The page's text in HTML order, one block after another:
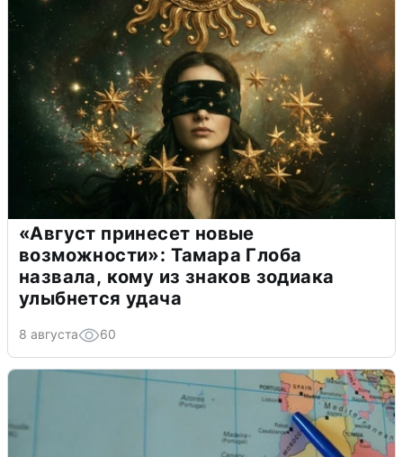
«Август принесет новые
возможности»: Тамара Глоба
назвала, кому из знаков зодиака
улыбнется удача
8 августа 60